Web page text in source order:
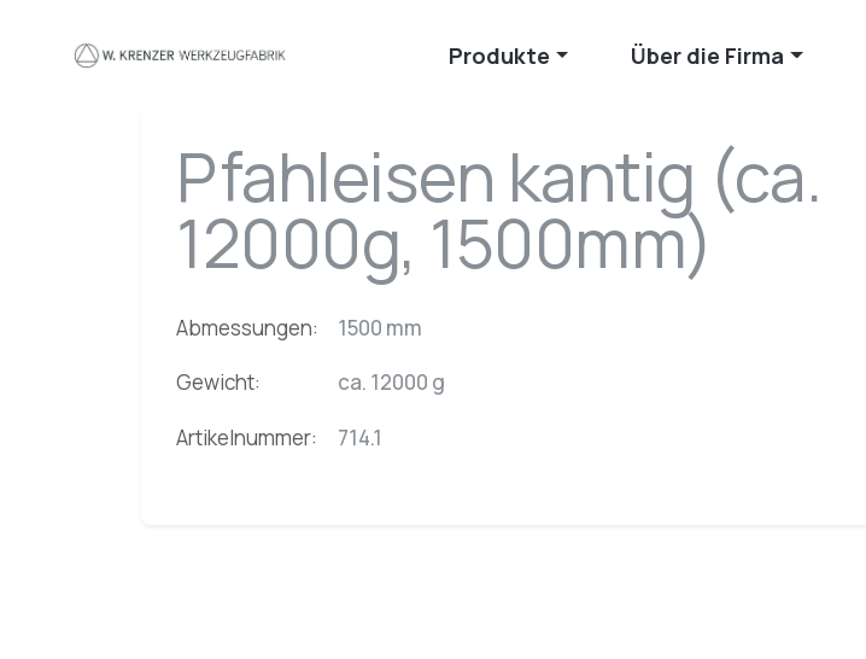
Produkte Über die Firma
Pfahleisen kantig (ca.
12000g, 1500mm)
Abmessungen:
1500 mm
Gewicht:
ca. 12000 g
Artikelnummer:
714.1